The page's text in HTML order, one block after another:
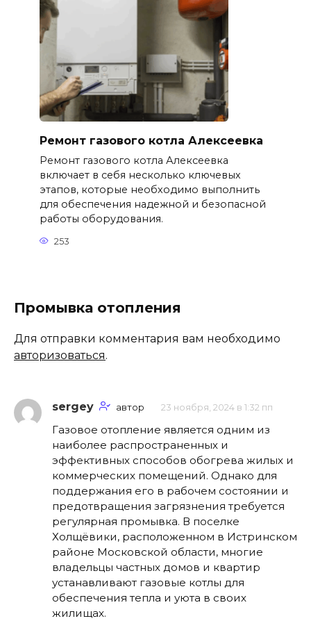
Ремонт газового котла Алексеевка
Ремонт газового котла Алексеевка
включает в себя несколько ключевых
этапов, которые необходимо выполнить
для обеспечения надежной и безопасной
работы оборудования.
253
Промывка отопления
Для отправки комментария вам необходимо
авторизоваться.
sergey автор 23 ноября, 2024 в 1:32 пп
Газовое отопление является одним из
наиболее распространенных и
эффективных способов обогрева жилых и
коммерческих помещений. Однако для
поддержания его в рабочем состоянии и
предотвращения загрязнения требуется
регулярная промывка. В поселке
Холщёвики, расположенном в Истринском
районе Московской области, многие
владельцы частных домов и квартир
устанавливают газовые котлы для
обеспечения тепла и уюта в своих
жилищах.